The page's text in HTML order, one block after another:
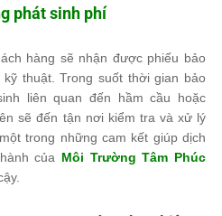
phát sinh phí
hàng sẽ nhận được phiếu bảo
thuật. Trong suốt thời gian bảo
liên quan đến hầm cầu hoặc
sẽ đến tận nơi kiểm tra và xử lý
trong những cam kết giúp dịch
của Môi Trường Tâm Phúc